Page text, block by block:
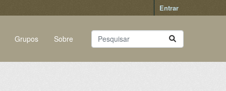
Entrar
Grupos Sobre